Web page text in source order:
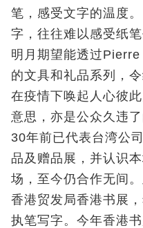
笔，感受文字的温度
字，往往难以感受纸
明月期望能透过
的文具和礼品系列，
在疫情下唤起人心彼
意思，亦是公众久违
30年前已代表台湾公
品及赠品展，并认识
场，至今仍合作无间
香港贸发局香港书展
执笔写字。今年香港